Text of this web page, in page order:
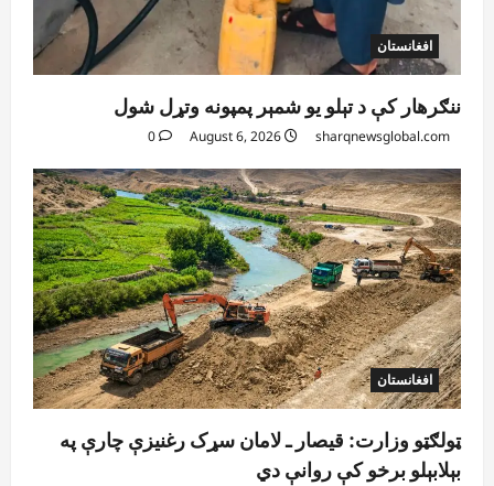
5
افغانستان
کورنیو چارو وزارت: حیرتان کې د بهرنیو
sharqnewsglobal.com
August 6, 2026
افغانستان
ننګرهار کې د تېلو یو شمېر پمپونه وتړل شول
sharqnewsglobal.com
0
افغانستان
ټولګټو وزارت: قیصار ـ لامان سړک رغنیزې چارې په
بېلابېلو برخو کې روانې دي